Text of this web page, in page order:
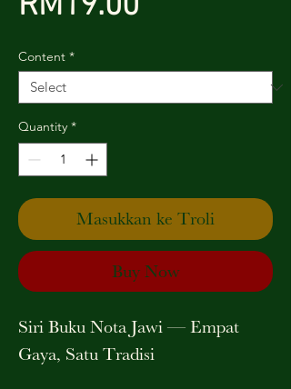
Content *
Quantity *
Masukkan ke Troli
Buy Now
Siri Buku Nota Jawi — Empat
Gaya, Satu Tradisi